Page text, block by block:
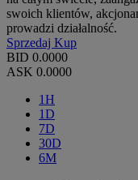
swoich klientów,
prowadzi działalność.
Sprzedaj Kup
BID 0.0000
ASK 0.0000
1H
1D
7D
30D
6M